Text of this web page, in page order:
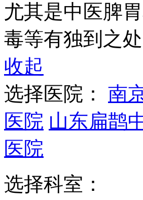
尤其是中医脾
毒等有独到之
收起
选择医院： 南
医院 山东扁鹊
医院
选择科室：